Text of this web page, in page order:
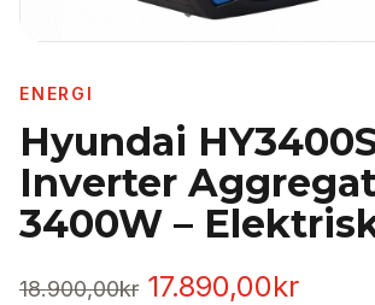
ENERGI
Hyundai
Inverter
3400W –
18.900,00kr Opprinnelig
17.890,00kr